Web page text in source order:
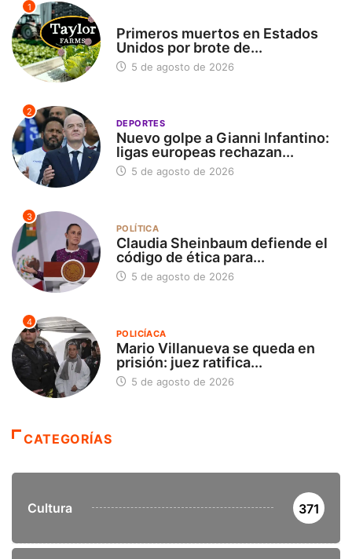
1
Primeros muertos en Estados
Unidos por brote de...
5 de agosto de 2026
2
DEPORTES
Nuevo golpe a Gianni Infantino:
ligas europeas rechazan...
5 de agosto de 2026
3
POLÍTICA
Claudia Sheinbaum defiende el
código de ética para...
5 de agosto de 2026
4
POLICÍACA
Mario Villanueva se queda en
prisión: juez ratifica...
5 de agosto de 2026
CATEGORÍAS
Cultura 371